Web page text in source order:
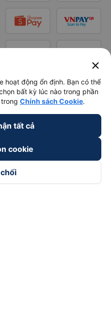
close
hoạt động ổn định. Bạn có thể
bất kỳ lúc nào trong phần
Chính sách Cookie.
tất cả
cookie